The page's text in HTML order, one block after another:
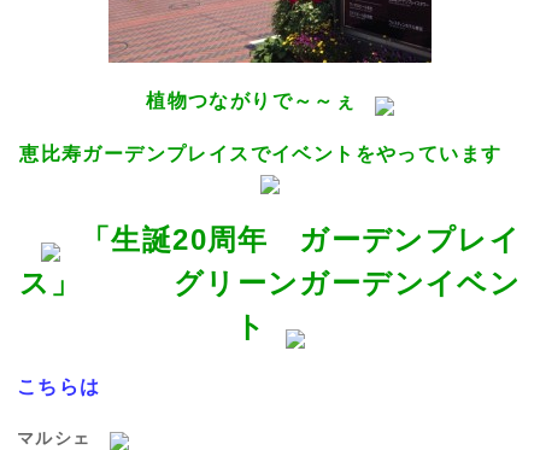
植物つながりで～～ぇ
恵比寿ガーデンプレイスでイベントをやっています
「生誕20周年 ガーデンプレイ
ス」 グリーンガーデンイベン
ト
こちらは
マルシェ